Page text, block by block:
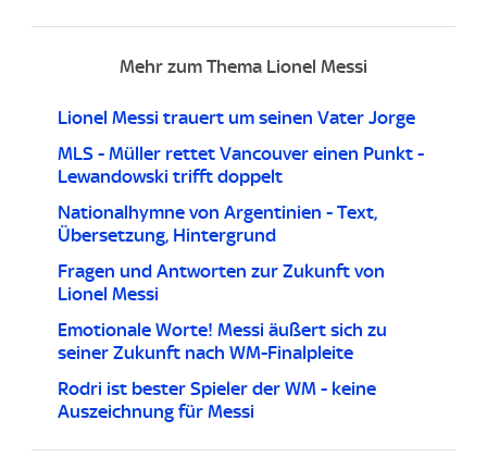
Mehr zum Thema Lionel Messi
Lionel Messi trauert um seinen Vater Jorge
MLS - Müller rettet Vancouver einen Punkt -
Lewandowski trifft doppelt
Nationalhymne von Argentinien - Text,
Übersetzung, Hintergrund
Fragen und Antworten zur Zukunft von
Lionel Messi
Emotionale Worte! Messi äußert sich zu
seiner Zukunft nach WM-Finalpleite
Rodri ist bester Spieler der WM - keine
Auszeichnung für Messi